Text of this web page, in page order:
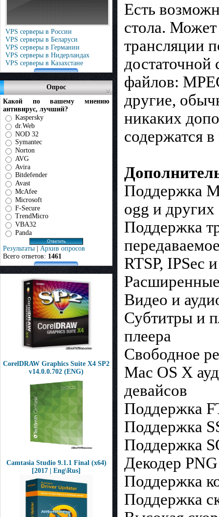
VPS серверы в России
VPS серверы в Беларуси
VPS серверы в Германии
VPS серверы в Нидерландах
VPS серверы в Казахстане
Опрос
Какой по вашему мнению
антивирус, лучший?
Kaspersky
dr.Web
NOD 32
Symantec
Norton
AVG
Avira
Bitdefender
Avast
McAfee
Microsoft
F-Secure
TrendMicro
VBA32
Panda
Результаты | Архив опросов
Всего ответов: 1461
CorelDRAW Graphics Suite X4 SP2
v14.0.0.702 (ENG)
Camtasia Studio 9.1.1 Final (x64)
[2017 | Eng\Rus]
Есть
стола. Может
трансляции
файлов:
другие,
никаких
содержатся
Поддержка
ogg и других
Поддержка
RTSP, IPSec
Видео и
Субтитры и
плеера
Свободное
Mac OS X
девайсов
Поддержка
Поддержка
Поддержка
Декодер PNG
Поддержка
Поддержка